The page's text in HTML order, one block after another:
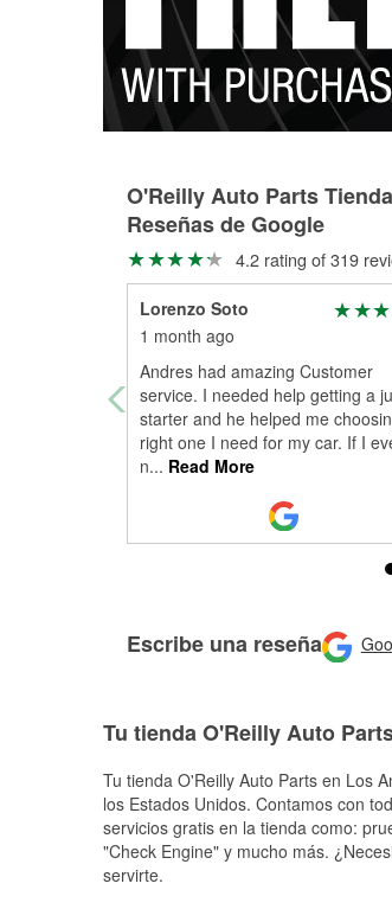
O'Reilly Auto Parts
Reseñas de Google
4.2 rating of 319
Lorenzo Soto
1 month ago
Andres had amazing Customer
service. I needed help getting a
starter and he helped me
right one I need for my car. If I
n... Read More
Escribe una reseña
Tu tienda O'Reilly Auto
Tu tienda O'Reilly Auto Parts en Los
los Estados Unidos. Contamos con
servicios gratis en la tienda como:
"Check Engine" y mucho más.
servirte.